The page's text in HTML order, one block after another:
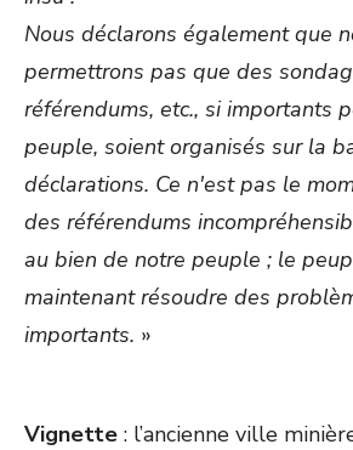
Nous déclarons également que
permettrons pas que des
référendums, etc., si importants
peuple, soient organisés sur la
déclarations. Ce n'est pas le
des référendums
au bien de notre peuple ; le
maintenant résoudre des
importants. »
Vignette : l’ancienne ville